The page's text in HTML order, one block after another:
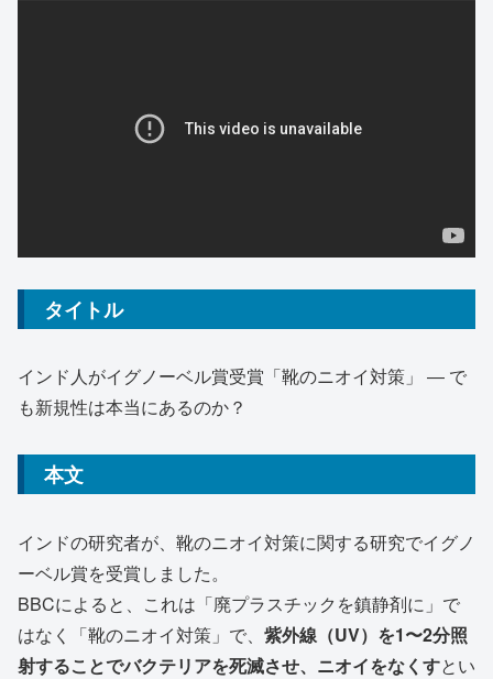
タイトル
インド人がイグノーベル賞受賞「靴のニオイ対策」 ― で
も新規性は本当にあるのか？
本文
インドの研究者が、靴のニオイ対策に関する研究でイグノ
ーベル賞を受賞しました。
BBCによると、これは「廃プラスチックを鎮静剤に」で
はなく「靴のニオイ対策」で、 紫外線（UV）を1〜2分照
射することでバクテリアを死滅させ、ニオイをなくすとい